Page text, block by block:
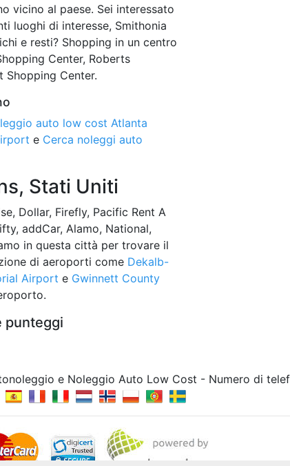
vicino al paese. Sei interessato
luoghi di interesse, Smithonia
e resti? Shopping in un centro
Center, Roberts
Shopping Center.
auto low cost Atlanta
e Cerca noleggi auto
Stati Uniti
Dollar, Firefly, Pacific Rent A
addCar, Alamo, National,
in questa città per trovare il
di aeroporti come Dekalb-
Airport e Gwinnett County
punteggi
e Noleggio Auto Low Cost - Numero di